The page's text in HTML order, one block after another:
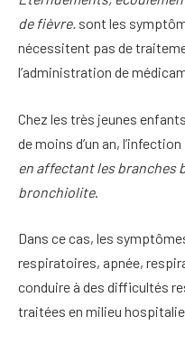
de fièvre. sont les
nécessitent pas de
l’administration de
Chez les très jeunes
de moins d’un an,
en affectant les branches
bronchiolite.
Dans ce cas, les
respiratoires, apnée,
conduire à des difficultés
traitées en milieu